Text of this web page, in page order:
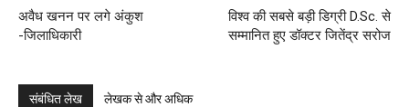
अवैध खनन पर लगे अंकुश
-जिलाधिकारी
विश्व की सबसे बड़ी डिग्री D.Sc. से
सम्मानित हुए डॉक्टर जितेंद्र सरोज
संबंधित लेख लेखक से और अधिक